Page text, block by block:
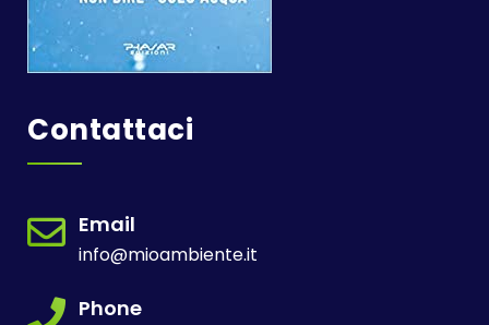
Contattaci
Email
info@mioambiente.it
Phone